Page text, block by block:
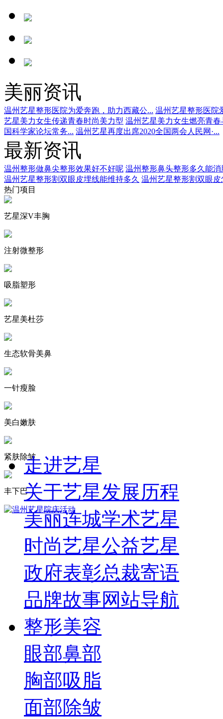
美丽资讯
温州艺星整形医院为爱奔跑，助力西藏公... 温州艺星整形医院
艺星美力女生传递青春时尚美力型 温州艺星美力女生燃亮青春
国科学家论坛常务... 温州艺星再度出席2020全国两会人民网·...
最新资讯
温州整形做鼻尖整形效果好不好呢 温州整形鼻头整形多久能消
温州艺星整形割双眼皮埋线能维持多久 温州艺星整形割双眼皮
热门项目
艺星深V丰胸
注射微整形
吸脂塑形
艺星美杜莎
生态软骨美鼻
一针瘦脸
美白嫩肤
紧肤除皱
丰下巴
走进艺星
关于艺星发展历程
美丽连城学术艺星
时尚艺星公益艺星
政府表彰总裁寄语
品牌故事网站导航
整形美容
眼部鼻部
胸部吸脂
面部除皱